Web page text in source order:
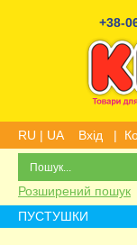
+38-
RU | UA Вхід |
Розширений пошук
ПУСТУШКИ